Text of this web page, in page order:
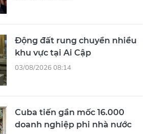
Động đất rung chuyển nhiều
khu vực tại Ai Cập
03/08/2026 08:14
Cuba tiến gần mốc 16.000
doanh nghiệp phi nhà nước